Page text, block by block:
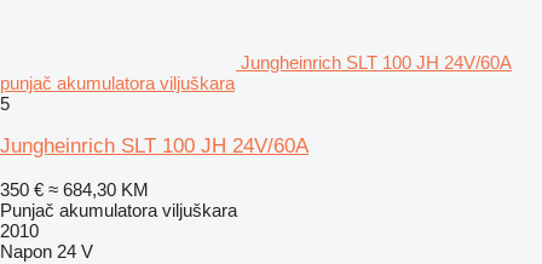
Jungheinrich SLT 100 JH 24V/60A
punjač akumulatora viljuškara
5
Jungheinrich SLT 100 JH 24V/60A
350 € ≈ 684,30 KM
Punjač akumulatora viljuškara
2010
Napon 24 V